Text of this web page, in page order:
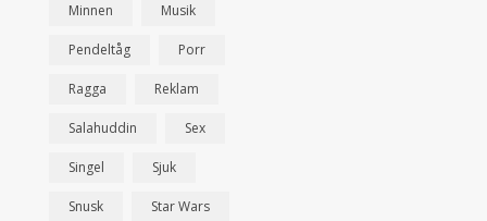
Minnen Musik
Pendeltåg Porr
Ragga Reklam
Salahuddin Sex
Singel Sjuk
Snusk Star Wars